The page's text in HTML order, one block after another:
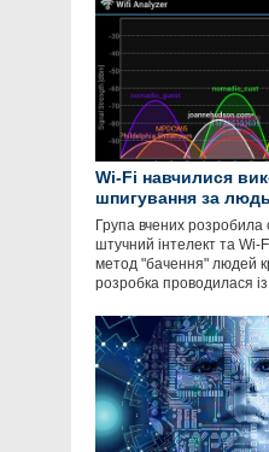
Wi-Fi навчилися
шпигування за
Група вчених
штучний інтелект та
метод "бачення" людей
розробка проводилася